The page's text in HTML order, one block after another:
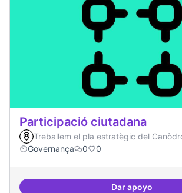
Participació ciutadana
Treballem el pla estratègic del
Governança
0 0
Dar apoyo